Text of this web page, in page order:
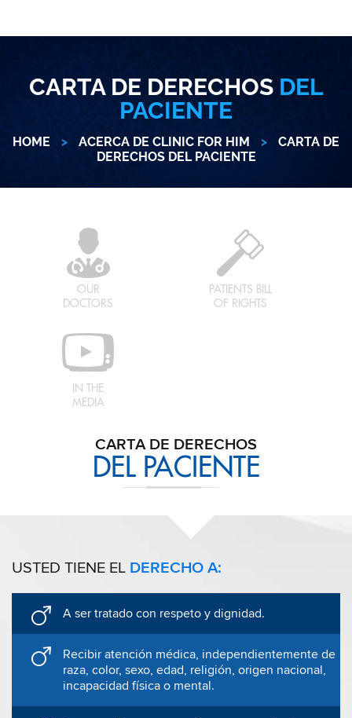
CARTA DE DERECHOS DEL
PACIENTE
HOME > ACERCA DE CLINIC FOR HIM >
CARTA DE
DERECHOS DEL PACIENTE
OUR
DOCTORS
PATIENTS BILL
OF RIGHTS
IN THE
MEDIA
CARTA DE DERECHOS
DEL PACIENTE
USTED TIENE EL DERECHO A:
A ser tratado con respeto y dignidad.
Recibir atención médica, independientemente de
raza, color, sexo, edad, religión, origen nacional,
incapacidad física o mental.